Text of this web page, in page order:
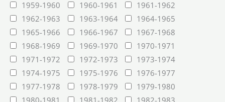
1959-1960
1960-1961
1961-1962
1962-1963
1963-1964
1964-1965
1965-1966
1966-1967
1967-1968
1968-1969
1969-1970
1970-1971
1971-1972
1972-1973
1973-1974
1974-1975
1975-1976
1976-1977
1977-1978
1978-1979
1979-1980